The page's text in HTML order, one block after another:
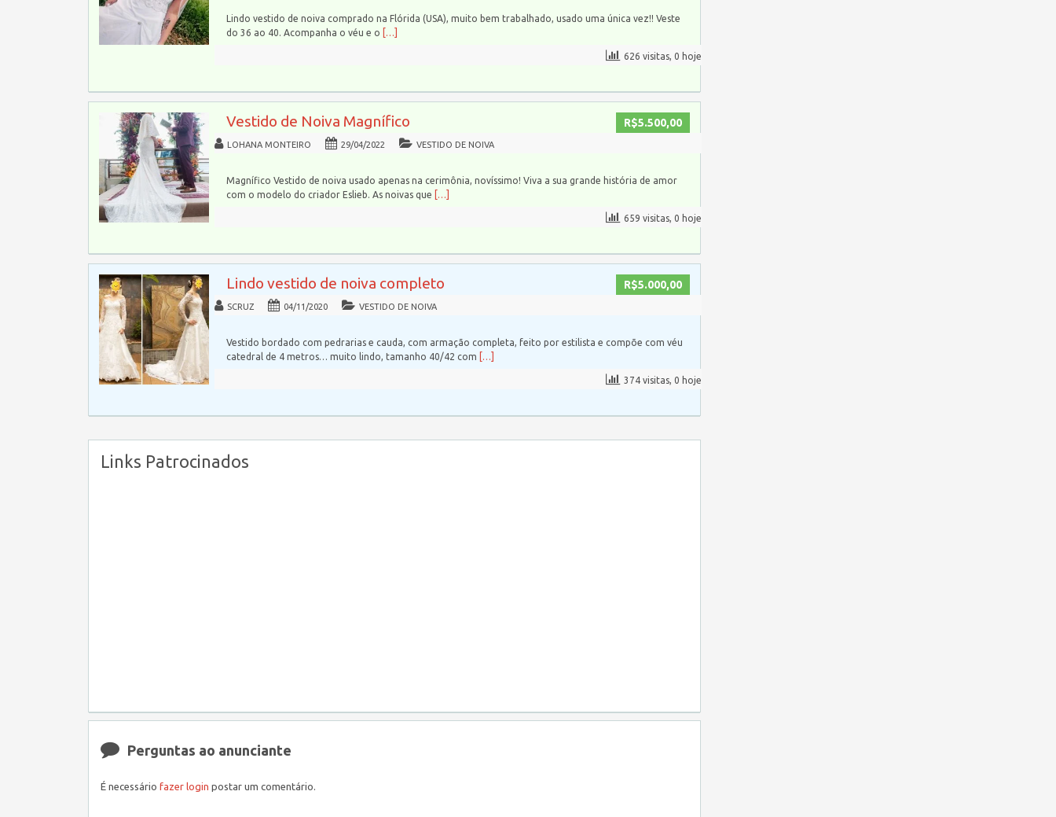
Lindo vestido de noiva comprado na Flórida (USA), muito bem trabalhado, usado uma única vez!! Veste
do 36 ao 40. Acompanha o véu e o […]
626 visitas, 0 hoje
R$5.500,00
Vestido de Noiva Magnífico
LOHANA MONTEIRO 29/04/2022 VESTIDO DE NOIVA
Magnífico Vestido de noiva usado apenas na cerimônia, novíssimo! Viva a sua grande história de amor
com o modelo do criador Eslieb. As noivas que […]
659 visitas, 0 hoje
R$5.000,00
Lindo vestido de noiva completo
SCRUZ 04/11/2020 VESTIDO DE NOIVA
Vestido bordado com pedrarias e cauda, com armação completa, feito por estilista e compõe com véu
catedral de 4 metros… muito lindo, tamanho 40/42 com […]
374 visitas, 0 hoje
Links Patrocinados
Perguntas ao anunciante
É necessário fazer login postar um comentário.